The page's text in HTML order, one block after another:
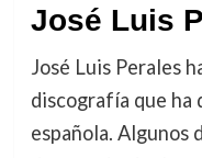
José Luis
José Luis Perales
discografía que ha
española. Algunos